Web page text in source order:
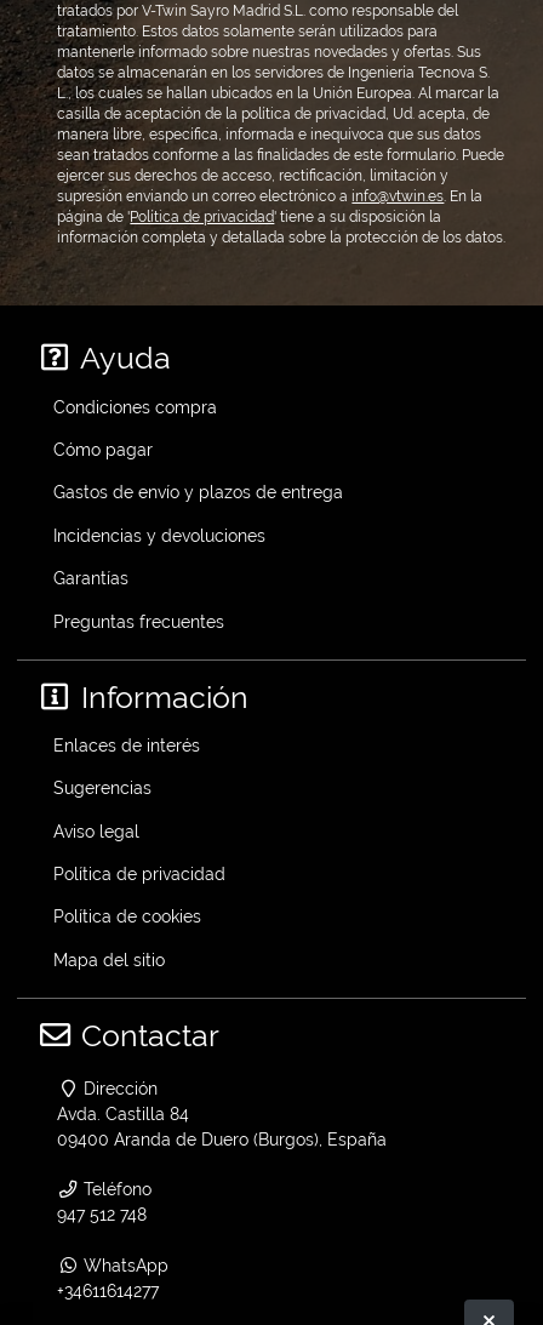
tratados por V-Twin Sayro Madrid S.L. como responsable del
tratamiento. Estos datos solamente serán utilizados para
mantenerle informado sobre nuestras novedades y ofertas. Sus
datos se almacenarán en los servidores de Ingeniería Tecnova S.
L., los cuales se hallan ubicados en la Unión Europea. Al marcar la
casilla de aceptación de la política de privacidad, Ud. acepta, de
manera libre, específica, informada e inequívoca que sus datos
sean tratados conforme a las finalidades de este formulario. Puede
ejercer sus derechos de acceso, rectificación, limitación y
supresión enviando un correo electrónico a info@vtwin.es . En la
página de 'Política de privacidad' tiene a su disposición la
información completa y detallada sobre la protección de los datos.
Ayuda
Condiciones compra
Cómo pagar
Gastos de envío y plazos de entrega
Incidencias y devoluciones
Garantías
Preguntas frecuentes
Información
Enlaces de interés
Sugerencias
Aviso legal
Política de privacidad
Política de cookies
Mapa del sitio
Contactar
Dirección
Avda. Castilla 84
09400 Aranda de Duero (Burgos), España
Teléfono
947 512 748
WhatsApp
+34611614277